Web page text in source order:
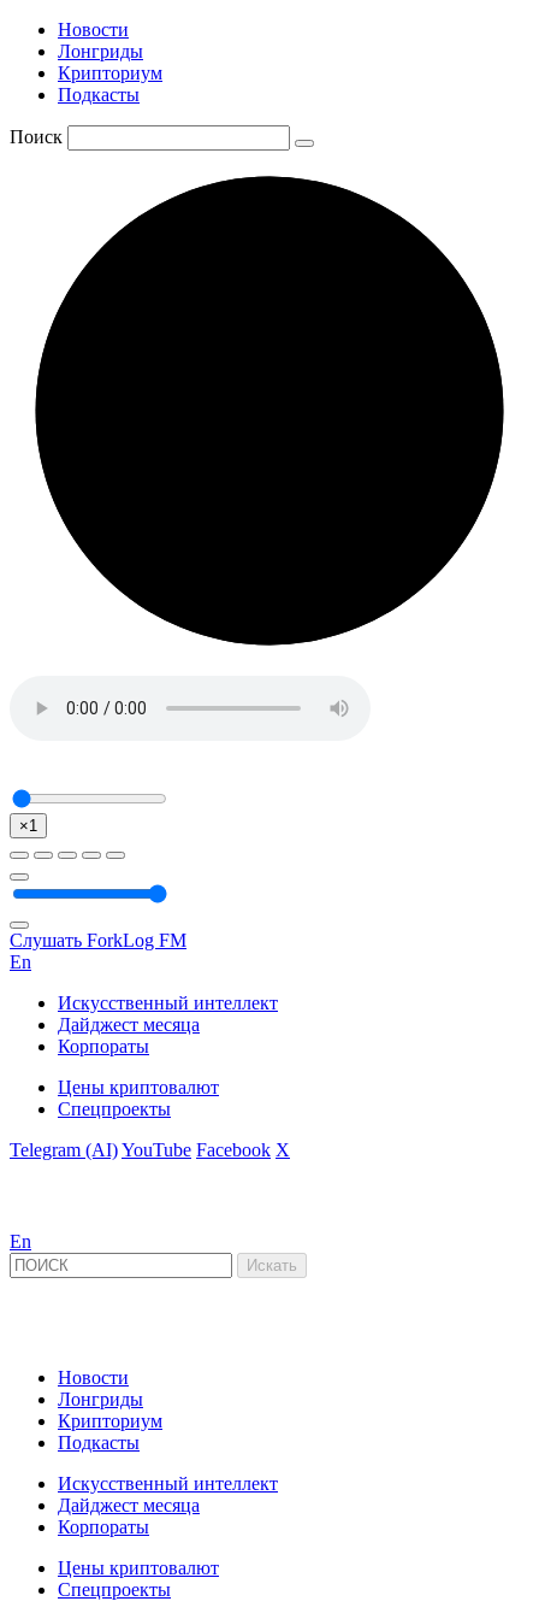
Новости
Лонгриды
Крипториум
Подкасты
Поиск
×1
Слушать ForkLog FM
En
Искусственный интеллект
Дайджест месяца
Корпораты
Цены криптовалют
Спецпроекты
Telegram (AI)YouTube Facebook X
En
Новости
Лонгриды
Крипториум
Подкасты
Искусственный интеллект
Дайджест месяца
Корпораты
Цены криптовалют
Спецпроекты